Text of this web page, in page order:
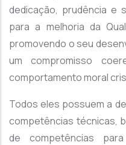
dedicação, prudência e
para a melhoria da
promovendo o seu
um compromisso
comportamento moral
Todos eles possuem a
competências técnicas,
de competências